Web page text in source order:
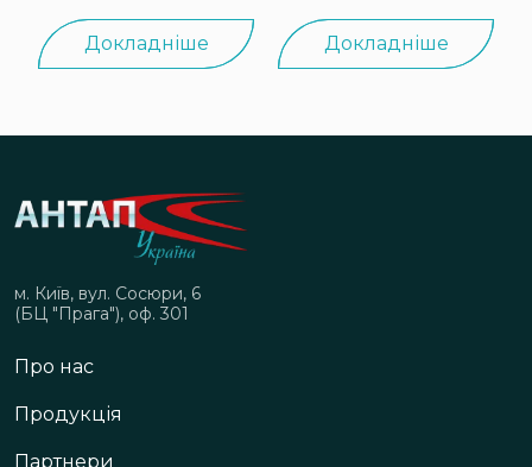
Докладніше Докладніше
м. Київ, вул. Сосюри, 6
(БЦ "Прага"), оф. 301
Про нас
Продукція
Партнери